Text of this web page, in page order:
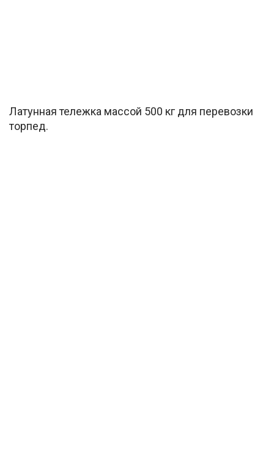
Латунная тележка массой 500 кг для перевозки
торпед.